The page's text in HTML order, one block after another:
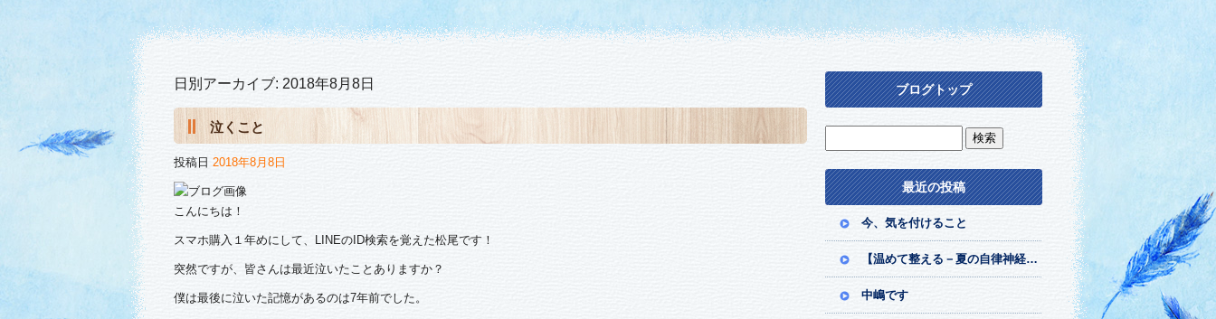
日別アーカイブ: 2018年8月8日
泣くこと
投稿日 2018年8月8日
こんにちは！
スマホ購入１年めにして、LINEのID検索を覚えた松尾です！
突然ですが、皆さんは最近泣いたことありますか？
僕は最後に泣いた記憶があるのは7年前でした。
ブログトップ
最近の投稿
今、気を付けること
【温めて整える－夏の自律神経ケア】
中嶋です